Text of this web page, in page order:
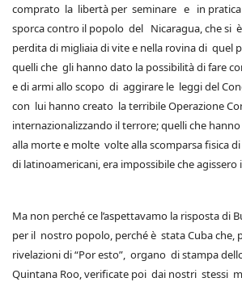
comprato la libertà per seminare e in
sporca contro il popolo del Nicaragua, che si
perdita di migliaia di vite e nella rovina di quel
quelli che gli hanno dato la possibilità di fare
e di armi allo scopo di aggirare le leggi del
con lui hanno creato la terribile Operazione
internazionalizzando il terrore; quelli che
alla morte e molte volte alla scomparsa fisica
di latinoamericani, era impossibile che
Ma non perché ce l’aspettavamo la risposta di
per il nostro popolo, perché è stata Cuba che,
rivelazioni di “Por esto”, organo di stampa
Quintana Roo, verificate poi dai nostri stessi